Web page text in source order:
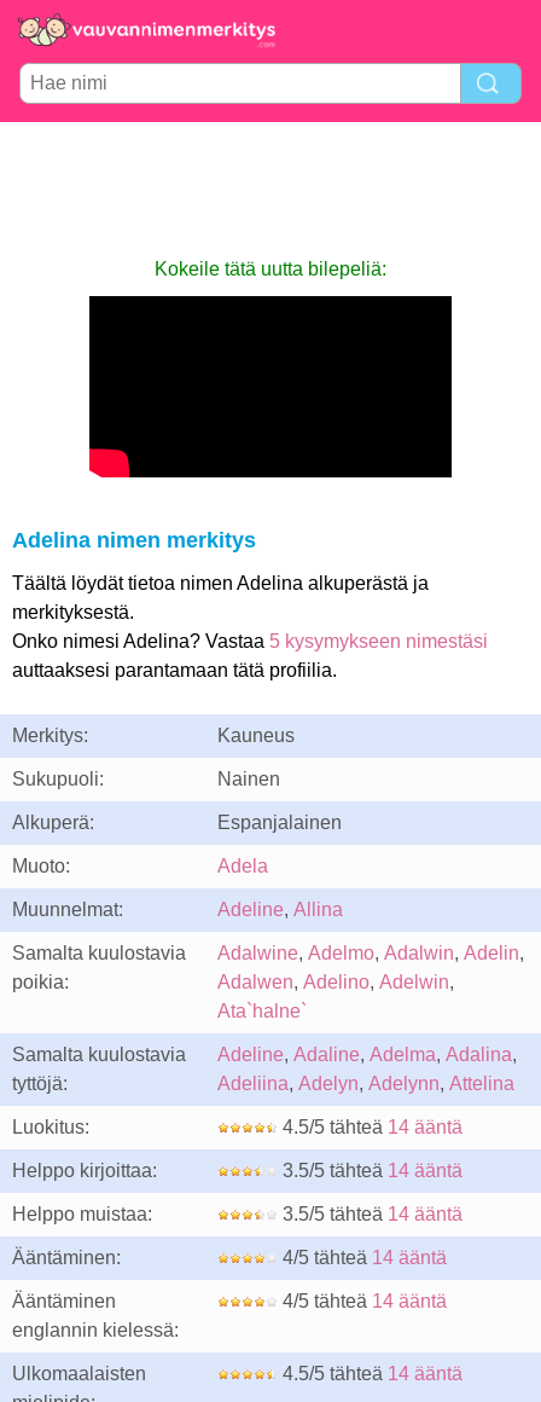
Kokeile tätä uutta bilepeliä:
Adelina nimen merkitys
Täältä löydät tietoa nimen Adelina alkuperästä ja
merkityksestä.
Onko nimesi Adelina? Vastaa 5 kysymykseen nimestäsi
auttaaksesi parantamaan tätä profiilia.
Merkitys: Kauneus
Sukupuoli: Nainen
Alkuperä: Espanjalainen
Muoto: Adela
Muunnelmat: Adeline, Allina
Samalta kuulostavia
poikia:
Adalwine, Adelmo, Adalwin, Adelin,
Adalwen, Adelino, Adelwin,
Ata`halne`
Samalta kuulostavia
tyttöjä:
Adeline, Adaline, Adelma, Adalina,
Adeliina, Adelyn, Adelynn, Attelina
Luokitus: 4.5/5 tähteä 14 ääntä
Helppo kirjoittaa: 3.5/5 tähteä 14 ääntä
Helppo muistaa: 3.5/5 tähteä 14 ääntä
Ääntäminen: 4/5 tähteä 14 ääntä
Ääntäminen
englannin kielessä:
4/5 tähteä 14 ääntä
Ulkomaalaisten
4.5/5 tähteä 14 ääntä